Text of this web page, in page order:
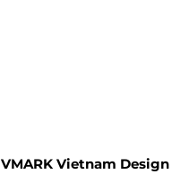
VMARK Vietnam Design